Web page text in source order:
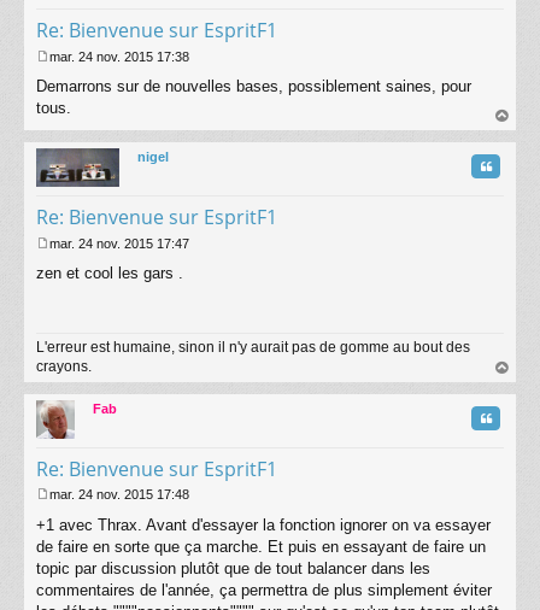
Re: Bienvenue sur EspritF1
e
s
a
g
e
mar. 24 nov. 2015 17:38
Demarrons sur de nouvelles bases, possiblement saines, pour
tous.
au
nigel
Re: Bienvenue sur EspritF1
Citation
e
g
e
mar. 24 nov. 2015 17:47
zen et cool les gars .
L'erreur est humaine, sinon il n'y aurait pas de gomme au bout des
crayons.
au
Fab
Re: Bienvenue sur EspritF1
Citation
s
a
g
mar. 24 nov. 2015 17:48
+1 avec Thrax. Avant d'essayer la fonction ignorer on va essayer
de faire en sorte que ça marche. Et puis en essayant de faire un
topic par discussion plutôt que de tout balancer dans les
commentaires de l'année, ça permettra de plus simplement éviter